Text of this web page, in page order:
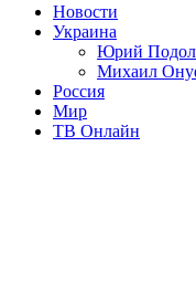
Новости
Украина
Юрий
Михаил
Россия
Мир
ТВ Онлайн